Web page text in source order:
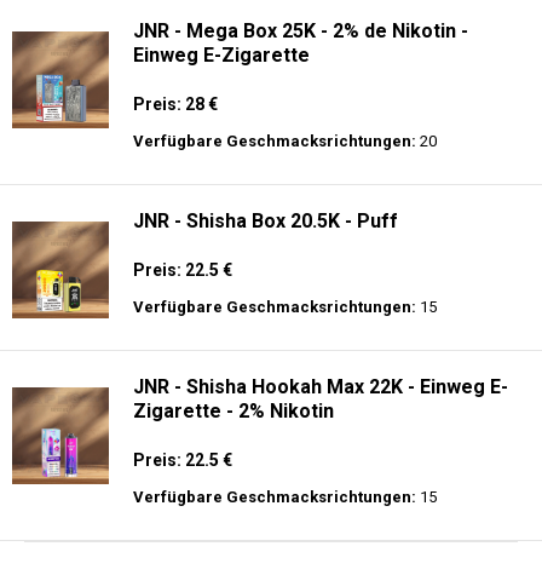
JNR - Mega Box 25K - 2% de Nikotin -
Einweg E-Zigarette
Preis: 28 €
Verfügbare Geschmacksrichtungen: 20
JNR - Shisha Box 20.5K - Puff
Preis: 22.5 €
Verfügbare Geschmacksrichtungen: 15
JNR - Shisha Hookah Max 22K - Einweg E-
Zigarette - 2% Nikotin
Preis: 22.5 €
Verfügbare Geschmacksrichtungen: 15